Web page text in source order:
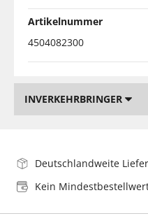
Artikelnummer
4504082300
INVERKEHRBRINGER
Deutschlandweite
Kein